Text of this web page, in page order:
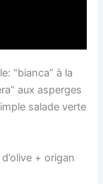
“bianca” à la
aux asperges
salade verte
+ origan